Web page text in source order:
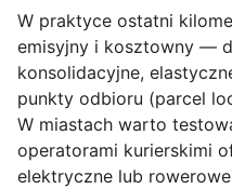
W praktyce ostatni
emisyjny i kosztowny —
konsolidacyjne,
punkty odbioru (parcel
W miastach warto
operatorami kurierskimi
elektryczne lub